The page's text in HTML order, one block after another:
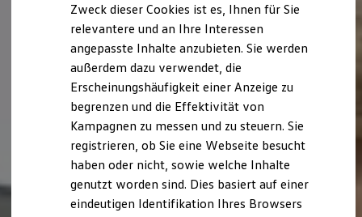
Kaufoptionen
E-Auto-Förderung
Software und Konnektivität
Die ID. Software 6
ID. Software Versionen und Updates
Digitale Extras
Schnittstellen zu Ihrem ID.
Hybridautos
Marke und Erlebnis
Volkswagen R und R Experience
R-Modelle
R Experience
Driving Experience
Volkswagen entdecken
Zweck dieser Cookies ist es, Ihnen für Sie
relevantere und an Ihre Interessen
angepasste Inhalte anzubieten. Sie werden
außerdem dazu verwendet, die
Erscheinungshäufigkeit einer Anzeige zu
begrenzen und die Effektivität von
Kampagnen zu messen und zu steuern. Sie
registrieren, ob Sie eine Webseite besucht
haben oder nicht, sowie welche Inhalte
genutzt worden sind. Dies basiert auf einer
eindeutigen Identifikation Ihres Browsers